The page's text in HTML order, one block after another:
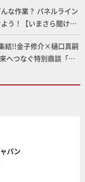
な作業？ パネルライン
う！【いまさら聞けな
とパネルライン】
結!!金子修介×樋口真嗣
へつなぐ特別鼎談「ガ
パン